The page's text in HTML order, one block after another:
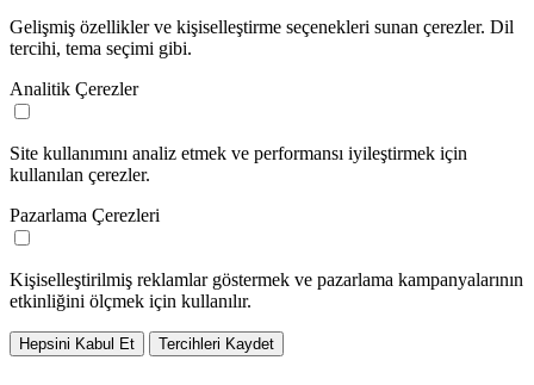
Gelişmiş özellikler ve kişiselleştirme seçenekleri sunan çerezler. Dil
tercihi, tema seçimi gibi.
Analitik Çerezler
Site kullanımını analiz etmek ve performansı iyileştirmek için
kullanılan çerezler.
Pazarlama Çerezleri
Kişiselleştirilmiş reklamlar göstermek ve pazarlama kampanyalarının
etkinliğini ölçmek için kullanılır.
Hepsini Kabul Et Tercihleri Kaydet